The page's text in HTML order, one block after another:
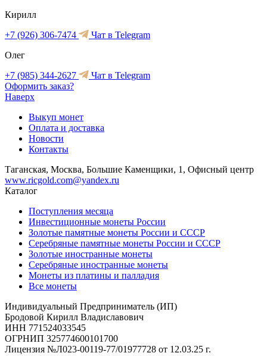
Кирилл
+7 (926) 306-7474
Чат в Telegram
Олег
+7 (985) 344-2627
Чат в Telegram
Оформить заказ?
Наверх
Выкуп монет
Оплата и доставка
Новости
Контакты
Таганская, Москва, Большие Каменщики, 1, Офисный центр
www.ricgold.com@yandex.ru
Каталог
Поступления месяца
Инвестиционные монеты России
Золотые памятные монеты России и СССР
Серебряные памятные монеты России и СССР
Золотые иностранные монеты
Серебряные иностранные монеты
Монеты из платины и палладия
Все монеты
Индивидуальный Предприниматель (ИП)
Бродовой Кирилл Владиславович
ИНН 771524033545
ОГРНИП 325774600101700
Лицензия №Л023-00119-77/01977728 от 12.03.25 г.